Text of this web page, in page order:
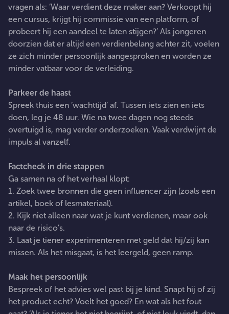
vragen als: ‘Waar verdient deze maker aan? Verkoopt hij
een cursus, krijgt hij commissie van een platform, of
probeert hij een aandeel te laten stijgen?’ Als jongeren
doorzien dat er altijd een verdienbelang achter zit, voelen
ze zich minder persoonlijk aangesproken en worden ze
minder vatbaar voor de verleiding.
Parkeer de haast
Spreek thuis een ‘wachttijd’ af. Tussen iets zien en iets
doen, leg je 48 uur. Wie na twee dagen nog steeds
overtuigd is, mag verder onderzoeken. Vaak verdwijnt de
impuls al vanzelf.
Factcheck in drie stappen
Ga samen na of het verhaal klopt:
1. Zoek twee bronnen die geen influencer zijn (zoals een
artikel, boek of lesmateriaal).
2. Kijk niet alleen naar wat je kunt verdienen, maar ook
naar de risico’s.
3. Laat je tiener experimenteren met geld dat hij/zij kan
missen. Als het misgaat, is het leergeld, geen ramp.
Maak het persoonlijk
Bespreek of het advies wel past bij je kind. Snapt hij of zij
het product echt? Voelt het goed? En wat als het fout